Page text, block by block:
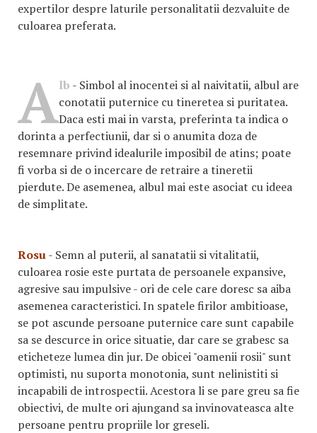
expertilor despre laturile personalitatii dezvaluite de
culoarea preferata.
Alb - Simbol al inocentei si al naivitatii, albul are
conotatii puternice cu tineretea si puritatea.
Daca esti mai in varsta, preferinta ta indica o
dorinta a perfectiunii, dar si o anumita doza de
resemnare privind idealurile imposibil de atins; poate
fi vorba si de o incercare de retraire a tineretii
pierdute. De asemenea, albul mai este asociat cu ideea
de simplitate.
Rosu- Semn al puterii, al sanatatii si vitalitatii,
culoarea rosie este purtata de persoanele expansive,
agresive sau impulsive - ori de cele care doresc sa aiba
asemenea caracteristici. In spatele firilor ambitioase,
se pot ascunde persoane puternice care sunt capabile
sa se descurce in orice situatie, dar care se grabesc sa
eticheteze lumea din jur. De obicei "oamenii rosii" sunt
optimisti, nu suporta monotonia, sunt nelinistiti si
incapabili de introspectii. Acestora li se pare greu sa fie
obiectivi, de multe ori ajungand sa invinovateasca alte
persoane pentru propriile lor greseli.